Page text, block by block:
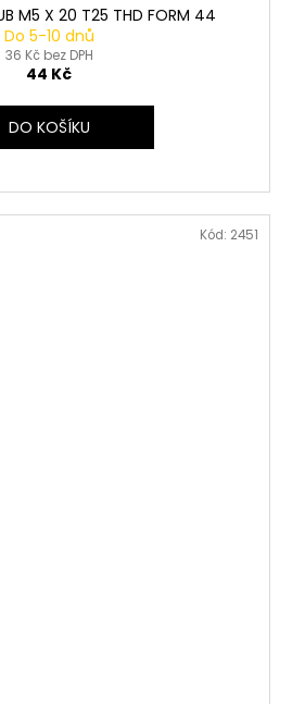
M5 X 20 T25 THD FORM 44
Do 5-10 dnů
36 Kč bez DPH
44 Kč
DO KOŠÍKU
Kód: 2451